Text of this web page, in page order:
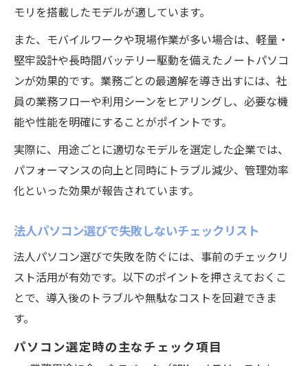
モリを搭載したモデルが適しています。
また、モバイルワークや現場作業が多い場合は、軽量・
堅牢設計や長時間バッテリー駆動を備えたノートパソコ
ンが効果的です。業務ごとの最適解を導き出すには、社
員の業務フローや利用シーンをヒアリングし、必要な機
能や性能を明確にすることがポイントです。
実際に、用途ごとに適切なモデルを選定した企業では、
パフォーマンスの向上と同時にトラブル減少、管理効率
化といった効果が報告されています。
法人パソコン選びで失敗しないチェックリスト
法人パソコン選びで失敗を防ぐには、事前のチェックリ
スト活用が有効です。以下のポイントを押さえておくこ
とで、導入後のトラブルや無駄なコストを回避できま
す。
パソコン選定時の主なチェック項目